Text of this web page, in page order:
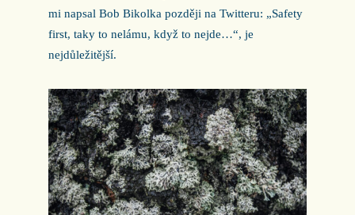
mi napsal Bob Bikolka později na Twitteru: „Safety
first, taky to nelámu, když to nejde…“, je
nejdůležitější.